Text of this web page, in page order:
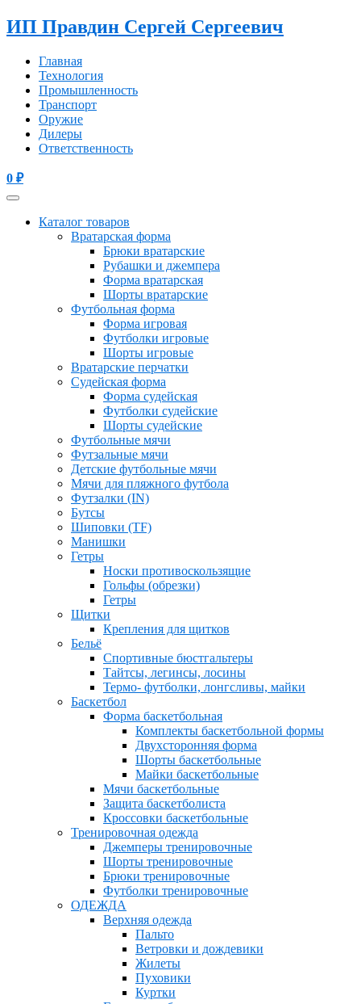
ИП Правдин Сергей Сергеевич
Главная
Технология
Промышленность
Транспорт
Оружие
Дилеры
Ответственность
0 ₽
Каталог товаров
Вратарская форма
Брюки вратарские
Рубашки и джемпера
Форма вратарская
Шорты вратарские
Футбольная форма
Форма игровая
Футболки игровые
Шорты игровые
Вратарские перчатки
Судейская форма
Форма судейская
Футболки судейские
Шорты судейские
Футбольные мячи
Футзальные мячи
Детские футбольные мячи
Мячи для пляжного футбола
Футзалки (IN)
Бутсы
Шиповки (TF)
Манишки
Гетры
Носки противоскользящие
Гольфы (обрезки)
Гетры
Щитки
Крепления для щитков
Бельё
Спортивные бюстгальтеры
Тайтсы, легинсы, лосины
Термо- футболки, лонгсливы, майки
Баскетбол
Форма баскетбольная
Комплекты баскетбольной формы
Двухсторонняя форма
Шорты баскетбольные
Майки баскетбольные
Мячи баскетбольные
Защита баскетболиста
Кроссовки баскетбольные
Тренировочная одежда
Джемперы тренировочные
Шорты тренировочные
Брюки тренировочные
Футболки тренировочные
ОДЕЖДА
Верхняя одежда
Пальто
Ветровки и дождевики
Жилеты
Пуховики
Куртки